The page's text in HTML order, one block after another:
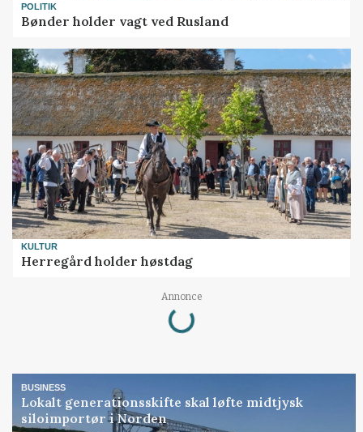
POLITIK
Bønder holder vagt ved Rusland
KULTUR
Herregård holder høstdag
Annonce
Loading...
BUSINESS
Lokalt generationsskifte skal løfte midtjysk
siloimportør i Norden